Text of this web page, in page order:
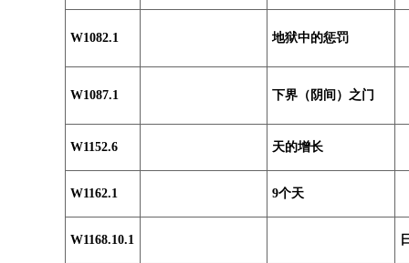
W1082.1 地狱中的惩罚
W1087.1 下界（阴间）之门
W1152.6 天的增长
W1162.1 9个天
W1168.10.1